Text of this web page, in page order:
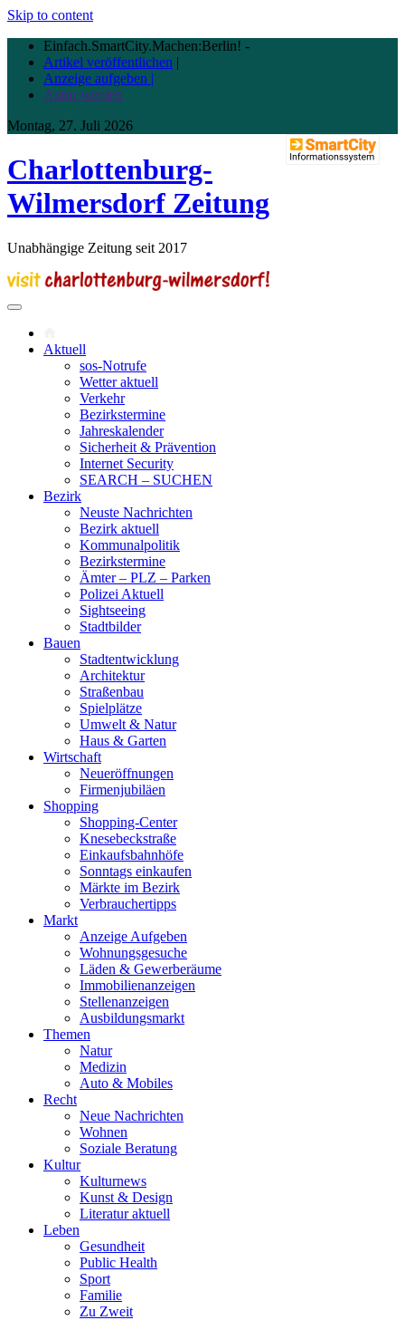
Skip to content
Einfach.SmartCity.Machen:Berlin! -
Artikel veröffentlichen |
Anzeige aufgeben |
Autor werden
Montag, 27. Juli 2026
Charlottenburg-
Wilmersdorf Zeitung
Unabhängige Zeitung seit 2017
Aktuell
sos-Notrufe
Wetter aktuell
Verkehr
Bezirkstermine
Jahreskalender
Sicherheit & Prävention
Internet Security
SEARCH – SUCHEN
Bezirk
Neuste Nachrichten
Bezirk aktuell
Kommunalpolitik
Bezirkstermine
Ämter – PLZ – Parken
Polizei Aktuell
Sightseeing
Stadtbilder
Bauen
Stadtentwicklung
Architektur
Straßenbau
Spielplätze
Umwelt & Natur
Haus & Garten
Wirtschaft
Neueröffnungen
Firmenjubiläen
Shopping
Shopping-Center
Knesebeckstraße
Einkaufsbahnhöfe
Sonntags einkaufen
Märkte im Bezirk
Verbrauchertipps
Markt
Anzeige Aufgeben
Wohnungsgesuche
Läden & Gewerberäume
Immobilienanzeigen
Stellenanzeigen
Ausbildungsmarkt
Themen
Natur
Medizin
Auto & Mobiles
Recht
Neue Nachrichten
Wohnen
Soziale Beratung
Kultur
Kulturnews
Kunst & Design
Literatur aktuell
Leben
Gesundheit
Public Health
Sport
Familie
Zu Zweit